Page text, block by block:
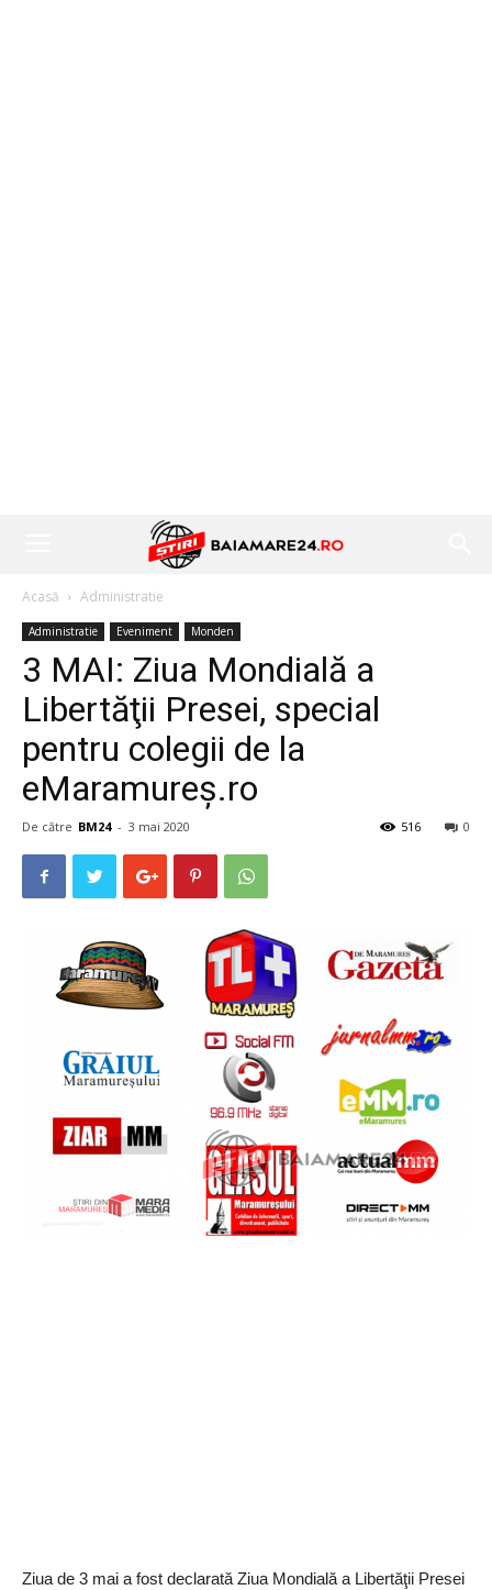
Acasă Administratie
Administratie Eveniment Monden
3 MAI: Ziua Mondială a
Libertăţii Presei, special
pentru colegii de la
eMaramureș.ro
De către BM24 - 3 mai 2020 0
516
Ziua de 3 mai a fost declarată Ziua Mondială a Libertăţii Presei